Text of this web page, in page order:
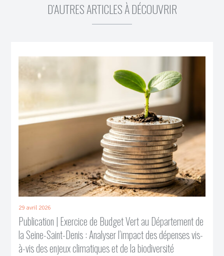
D’AUTRES ARTICLES À DÉCOUVRIR
29 avril 2026
Publication | Exercice de Budget Vert au Département de
la Seine-Saint-Denis : Analyser l’impact des dépenses vis-
à-vis des enjeux climatiques et de la biodiversité